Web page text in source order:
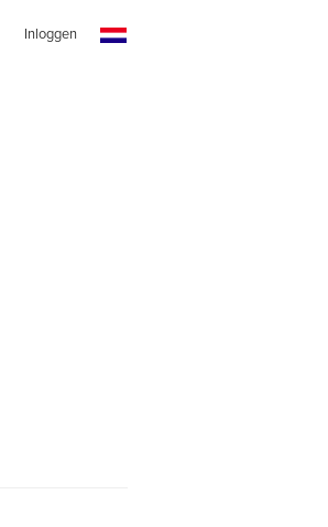
Inloggen